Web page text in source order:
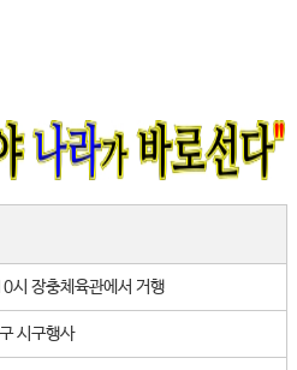
시 장충체육관에서 거행
시구행사